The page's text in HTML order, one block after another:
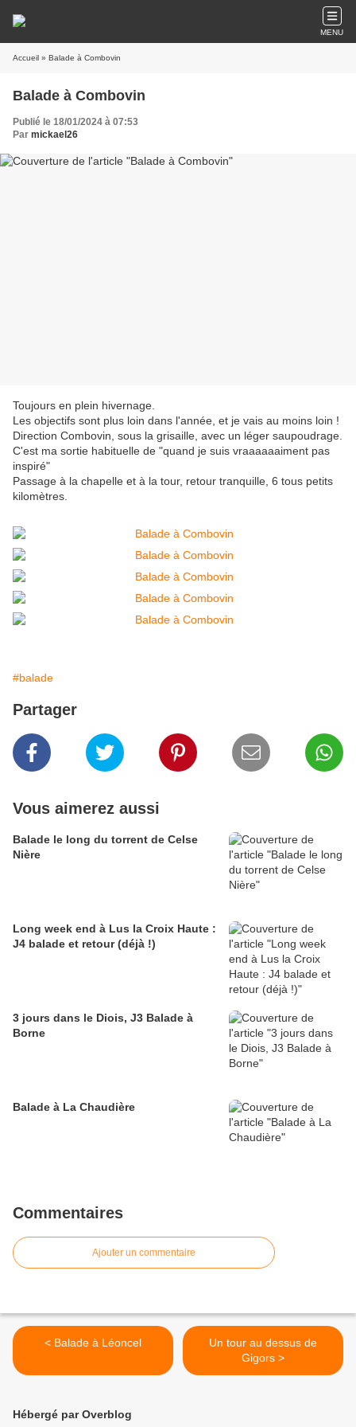
MENU
Accueil » Balade à Combovin
Balade à Combovin
Publié le 18/01/2024 à 07:53
Par mickael26
Toujours en plein hivernage.
Les objectifs sont plus loin dans l'année, et je vais au moins loin !
Direction Combovin, sous la grisaille, avec un léger saupoudrage.
C'est ma sortie habituelle de "quand je suis vraaaaaaiment pas
inspiré"
Passage à la chapelle et à la tour, retour tranquille, 6 tous petits
kilomètres.
#balade
Partager
Vous aimerez aussi
Balade le long du torrent de Celse
Nière
Long week end à Lus la Croix Haute :
J4 balade et retour (déjà !)
3 jours dans le Diois, J3 Balade à
Borne
Balade à La Chaudière
Commentaires
Ajouter un commentaire
< Balade à Léoncel
Un tour au dessus de
Gigors >
Hébergé par Overblog